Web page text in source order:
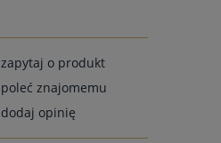
zapytaj o produkt
poleć znajomemu
dodaj opinię